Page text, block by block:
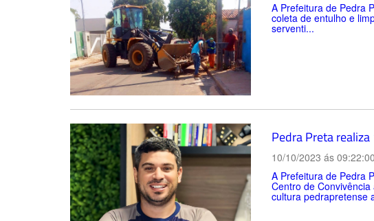
A Prefeitura de Pedra
coleta de entulho e
serventi...
Pedra Preta
10/10/2023 ás 09:22:00
A Prefeitura de Pedra
Centro de
cultura pedrapretense